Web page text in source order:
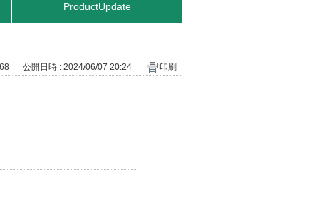
ProductUpdate
公開日時 : 2024/06/07 20:24 印刷